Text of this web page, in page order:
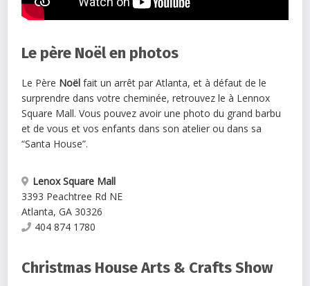
Le père Noël en photos
Le Père Noël fait un arrêt par Atlanta, et à défaut de le
surprendre dans votre cheminée, retrouvez le à Lennox
Square Mall. Vous pouvez avoir une photo du grand barbu
et de vous et vos enfants dans son atelier ou dans sa
“Santa House”.
Lenox Square Mall
3393 Peachtree Rd NE
Atlanta, GA 30326
404 874 1780
Christmas House Arts & Crafts Show